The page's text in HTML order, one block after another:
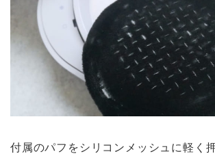
付属のパフをシリコンメッシュに軽く